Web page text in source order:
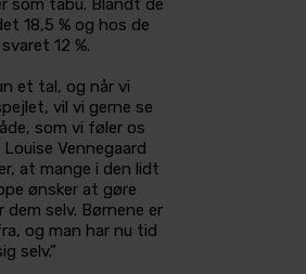
som tabu. Blandt de
18,5 % og hos de
12 %.
et tal, og når vi
vil vi gerne se
som vi føler os
Louise Vennegaard
at mange i den lidt
ønsker at gøre
selv. Børnene er
og man har nu tid
selv.”